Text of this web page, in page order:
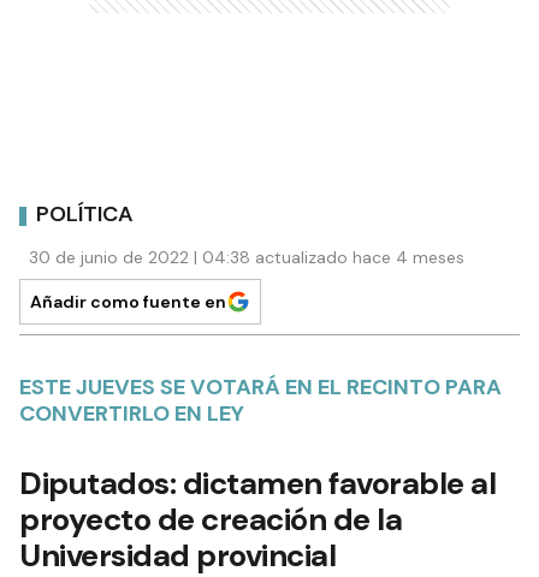
POLÍTICA
30 de junio de 2022 | 04:38 actualizado hace 4 meses
Añadir como fuente en
ESTE JUEVES SE VOTARÁ EN EL RECINTO PARA
CONVERTIRLO EN LEY
Diputados: dictamen favorable al
proyecto de creación de la
Universidad provincial